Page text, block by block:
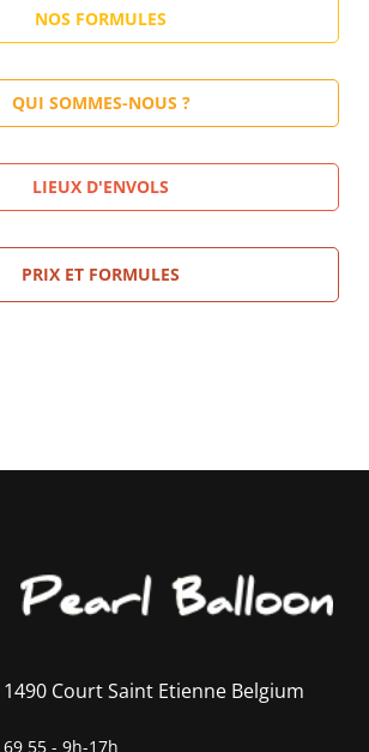
NOS FORMULES
QUI SOMMES-NOUS ?
LIEUX D'ENVOLS
PRIX ET FORMULES
Court Saint Etienne Belgium
55 - 9h-17h